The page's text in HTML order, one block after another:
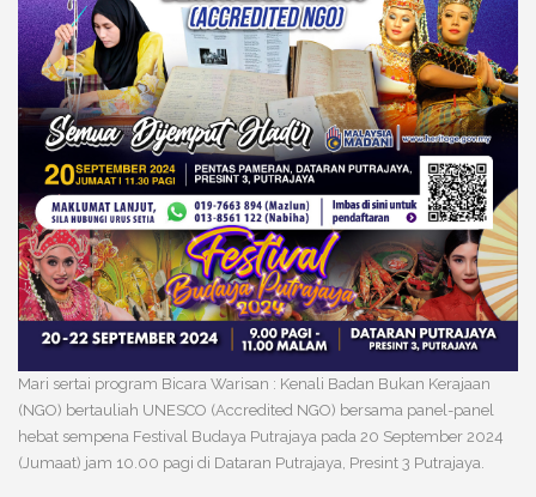
Mari sertai program Bicara Warisan : Kenali Badan Bukan Kerajaan
(NGO) bertauliah UNESCO (Accredited NGO) bersama panel-panel
hebat sempena Festival Budaya Putrajaya pada 20 September 2024
(Jumaat) jam 10.00 pagi di Dataran Putrajaya, Presint 3 Putrajaya.